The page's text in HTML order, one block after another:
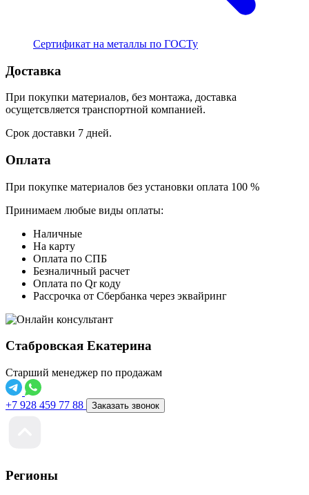
Сертификат на металлы по ГОСТу
Доставка
При покупки материалов, без монтажа, доставка
осущетсвляется транспортной компанией.
Срок доставки 7 дней.
Оплата
При покупке материалов без установки оплата 100 %
Принимаем любые виды оплаты:
Наличные
На карту
Оплата по СПБ
Безналичный расчет
Оплата по Qr коду
Рассрочка от Сбербанка через эквайринг
Стабровская Екатерина
Старший менеджер по продажам
+7 928 459 77 88 Заказать звонок
Регионы